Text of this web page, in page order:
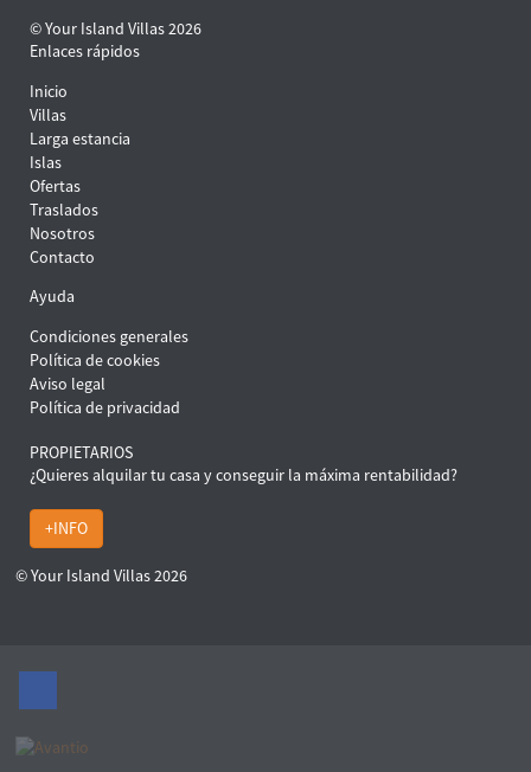
© Your Island Villas 2026
Enlaces rápidos
Inicio
Villas
Larga estancia
Islas
Ofertas
Traslados
Nosotros
Contacto
Ayuda
Condiciones generales
Política de cookies
Aviso legal
Política de privacidad
PROPIETARIOS
¿Quieres alquilar tu casa y conseguir la máxima rentabilidad?
+INFO
© Your Island Villas 2026